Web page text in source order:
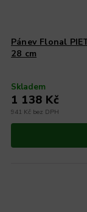
Pánev Flonal
28 cm
Skladem
941 Kč bez DPH
1 138 Kč